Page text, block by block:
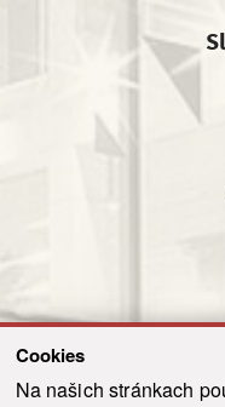
Cookies
Na našich stránkach